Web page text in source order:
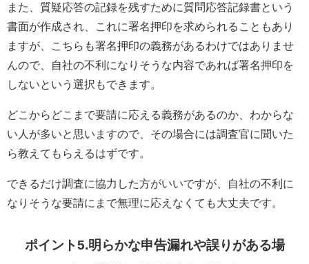
また、質疑応答の記録を残すために質問応答記録書という
書面が作成され、これに署名押印を求められることもあり
ますが、こちらも署名押印の義務があるわけではありませ
んので、自社の不利になりそうな内容であれば署名押印を
しないという選択もできます。
どこからどこまで要請に応える義務があるのか、わからな
い人が多いと思いますので、その場合には調査官に聞いた
ら教えてもらえるはずです。
できるだけ調査に協力した方がいいですが、自社の不利に
なりそうな要請にまで無理に応えなくても大丈夫です。
ポイント5.明らかな申告漏れや誤りがある場